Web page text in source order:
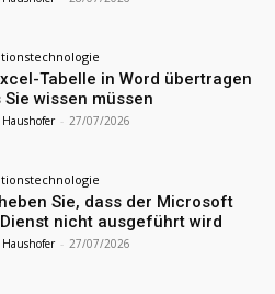
Tabelle in Word übertragen
Sie wissen müssen
- 27/07/2026
Sie, dass der Microsoft
Dienst nicht ausgeführt wird
- 27/07/2026